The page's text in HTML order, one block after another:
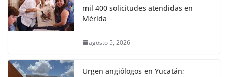
mil 400 solicitudes atendidas en
Mérida
agosto 5, 2026
Urgen angiólogos en Yucatán;